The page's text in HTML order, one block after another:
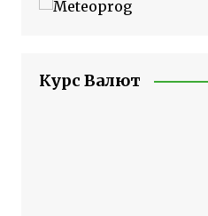
Курс Валют